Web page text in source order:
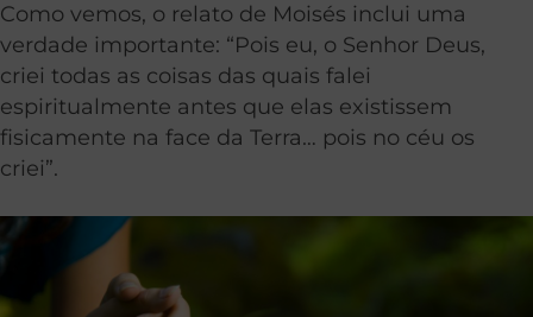
Como vemos, o relato de Moisés inclui uma
verdade importante: “Pois eu, o Senhor Deus,
criei todas as coisas das quais falei
espiritualmente antes que elas existissem
fisicamente na face da Terra… pois no céu os
criei”.